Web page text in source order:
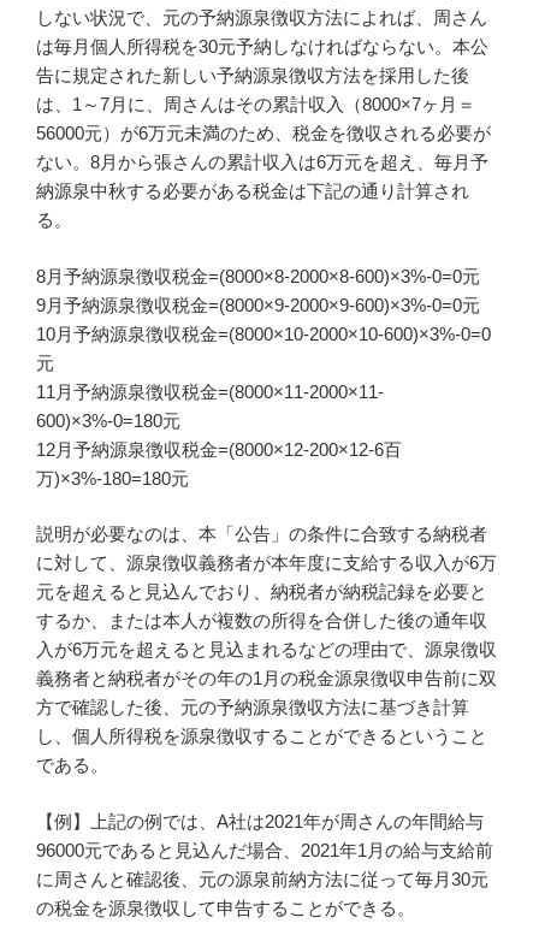
しない状況で、元の予納源泉徴収方法によれば、周さん
は毎月個人所得税を30元予納しなければならない。本公
告に規定された新しい予納源泉徴収方法を採用した後
は、1～7月に、周さんはその累計収入（8000×7ヶ月＝
56000元）が6万元未満のため、税金を徴収される必要が
ない。8月から張さんの累計収入は6万元を超え、毎月予
納源泉中秋する必要がある税金は下記の通り計算され
る。
8月予納源泉徴収税金=(8000×8-2000×8-600)×3%-0=0元
9月予納源泉徴収税金=(8000×9-2000×9-600)×3%-0=0元
10月予納源泉徴収税金=(8000×10-2000×10-600)×3%-0=0
元
11月予納源泉徴収税金=(8000×11-2000×11-
600)×3%-0=180元
12月予納源泉徴収税金=(8000×12-200×12-6百
万)×3%-180=180元
説明が必要なのは、本「公告」の条件に合致する納税者
に対して、源泉徴収義務者が本年度に支給する収入が6万
元を超えると見込んでおり、納税者が納税記録を必要と
するか、または本人が複数の所得を合併した後の通年収
入が6万元を超えると見込まれるなどの理由で、源泉徴収
義務者と納税者がその年の1月の税金源泉徴収申告前に双
方で確認した後、元の予納源泉徴収方法に基づき計算
し、個人所得税を源泉徴収することができるということ
である。
【例】上記の例では、A社は2021年が周さんの年間給与
96000元であると見込んだ場合、2021年1月の給与支給前
に周さんと確認後、元の源泉前納方法に従って毎月30元
の税金を源泉徴収して申告することができる。